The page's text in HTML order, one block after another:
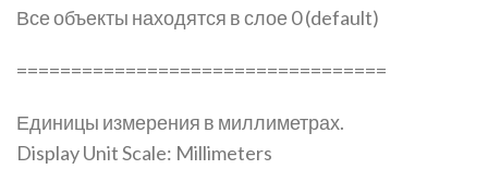
Все объекты находятся в слое 0 (default)
==================================
Единицы измерения в миллиметрах.
Display Unit Scale: Millimeters